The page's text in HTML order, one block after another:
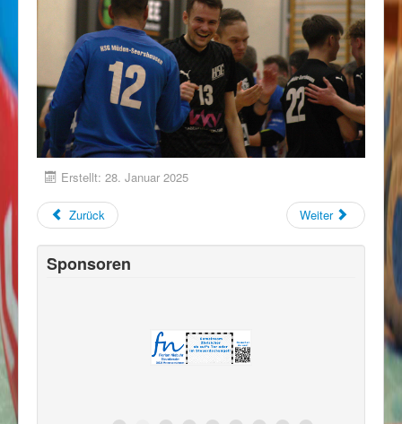
Erstellt: 28. Januar 2025
Zurück Weiter
Sponsoren